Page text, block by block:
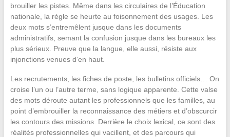
brouiller les pistes. Même dans les circulaires de l’Éducation
nationale, la règle se heurte au foisonnement des usages. Les
deux mots s’entremêlent jusque dans les documents
administratifs, semant la confusion jusque dans les bureaux les
plus sérieux. Preuve que la langue, elle aussi, résiste aux
injonctions venues d’en haut.
Les recrutements, les fiches de poste, les bulletins officiels… On
croise l’un ou l’autre terme, sans logique apparente. Cette valse
des mots déroute autant les professionnels que les familles, au
point d’embrouiller la reconnaissance des métiers et d’obscurcir
les contours des missions. Derrière le choix lexical, ce sont des
réalités professionnelles qui vacillent, et des parcours qui